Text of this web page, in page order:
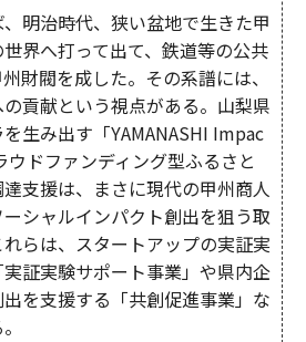
明治時代、狭い盆地で生きた甲
界へ打って出て、鉄道等の公共
財閥を成した。その系譜には、
貢献という視点がある。山梨県
生み出す「YAMANASHI Impac
ドファンディング型ふるさと
支援は、まさに現代の甲州商人
シャルインパクト創出を狙う取
らは、スタートアップの実証実
証実験サポート事業」や県内企
を支援する「共創促進事業」な